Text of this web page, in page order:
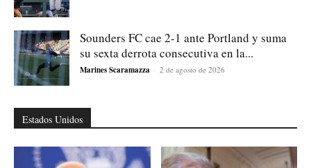
Sounders FC cae 2-1 ante Portland y suma
su sexta derrota consecutiva en la...
Marines Scaramazza - 2 de agosto de 2026
Estados Unidos